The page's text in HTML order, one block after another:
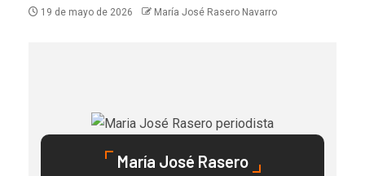
19 de mayo de 2026 María José Rasero Navarro
María José Rasero